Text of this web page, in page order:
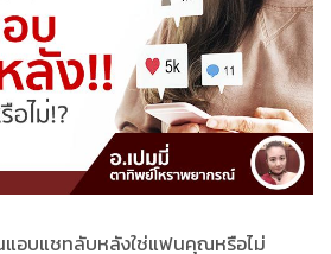
แอบแชทลับหลังใช่แฟนคุณหรือไม่